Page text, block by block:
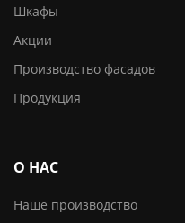
Шкафы
Акции
Производство фасадов
Продукция
О НАС
Наше производство